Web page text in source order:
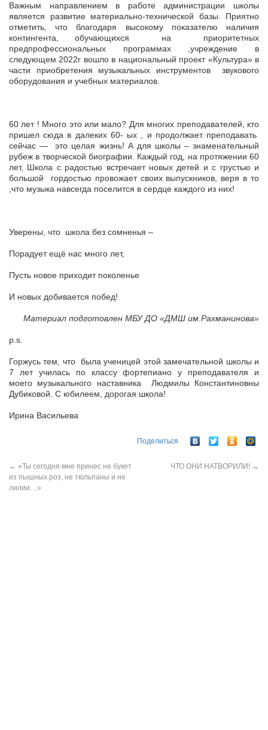
Важным направлением в работе администрации школы
является развитие материально-технической базы. Приятно
отметить, что благодаря высокому показателю наличия
контингента, обучающихся на приоритетных
предпрофессиональных программах ,учреждение в
следующем 2022г вошло в национальный проект «Культура» в
части приобретения музыкальных инструментов звукового
оборудования и учебных материалов.
60 лет ! Много это или мало? Для многих преподавателей, кто
пришел сюда в далеких 60- ых , и продолжает преподавать
сейчас — это целая жизнь! А для школы – знаменательный
рубеж в творческой биографии. Каждый год, на протяжении 60
лет, Школа с радостью встречает новых детей и с грустью и
большой гордостью провожает своих выпускников, веря в то
,что музыка навсегда поселится в сердце каждого из них!
Уверены, что школа без сомненья –
Порадует ещё нас много лет,
Пусть новое приходит поколенье
И новых добивается побед!
Материал подготовлен МБУ ДО «ДМШ им.Рахманинова»
p.s.
Горжусь тем, что была ученицей этой замечательной школы и
7 лет училась по классу фортепиано у преподавателя и
моего музыкального наставника Людмилы Константиновны
Дубиковой. С юбилеем, дорогая школа!
Ирина Васильева
Поделиться
← «Ты сегодня мне принес не букет
из пышных роз, не тюльпаны и не
лилии…»
ЧТО ОНИ НАТВОРИЛИ! →